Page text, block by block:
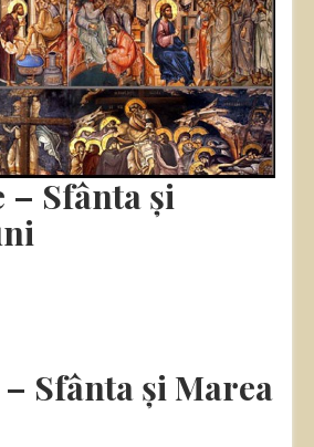
– Sfânta și
Sfânta și Marea